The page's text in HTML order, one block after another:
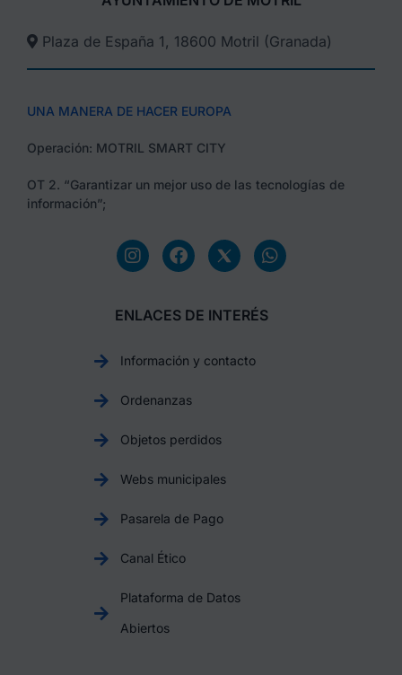
Plaza de España 1, 18600 Motril (Granada)​
UNA MANERA DE HACER EUROPA
Operación: MOTRIL SMART CITY
OT 2. “Garantizar un mejor uso de las tecnologías de
información”;
ENLACES DE INTERÉS
Información y contacto
Ordenanzas
Objetos perdidos
Webs municipales
Pasarela de Pago
Canal Ético
Plataforma de Datos
Abiertos